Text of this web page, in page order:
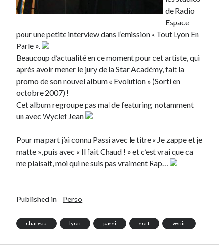
Proxae ou comment prouver que vous aviez cette idée avant tout le
monde
La Mesa Ya! ou comment trouver un bon restaurant sur la Costa Blanca
Banaya ou comment créer une marque élégante pour chiens et chats
protonURL ou comment partager des mots de passe ou informations
confidentielles de façon sécurisée ?
Corriger l’erreur « ‘ps_tablename’ doesn’t exist » sur PrestaShop avec
Suivez-moi :)
de Radio
Espace
pour une petite interview dans l’emission « Tout Lyon En
Parle ».
Beaucoup d’actualité en ce moment pour cet artiste, qui
après avoir mener le jury de la Star Académy, fait la
promo de son nouvel album « Evolution » (Sorti en
octobre 2007) !
Cet album regroupe pas mal de featuring, notamment
un avecWyclef Jean
Pour ma part j’ai connu Passi avec le titre « Je zappe et je
matte », puis avec « Il fait Chaud ! » et c’est vrai que ca
me plaisait, moi qui ne suis pas vraiment Rap…
Published in Perso
chateau lyon passi sort venir